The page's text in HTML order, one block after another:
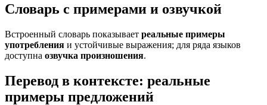
Словарь с примерами и озвучкой
Встроенный словарь показывает реальные примеры
употребления и устойчивые выражения; для ряда языков
доступна озвучка произношения.
Перевод в контексте: реальные
примеры предложений